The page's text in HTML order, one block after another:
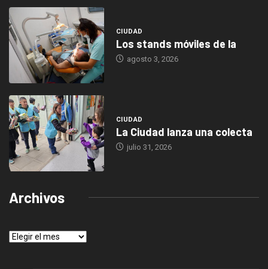
CIUDAD
Los stands móviles de la
agosto 3, 2026
CIUDAD
La Ciudad lanza una colecta
julio 31, 2026
Archivos
Archivos